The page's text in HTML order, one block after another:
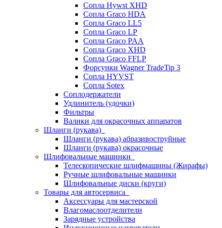
Сопла Hywst XHD
Сопла Graco HDA
Сопла Graco LL5
Сопла Graco LP
Сопла Graco PAA
Сопла Graco XHD
Сопла Graco FFLP
Форсунки Wagner TradeTip 3
Сопла HYVST
Сопла Sotex
Соплодержатели
Удлинитель (удочки)
Фильтры
Валики для окрасочных аппаратов
Шланги (рукава)
Шланги (рукава) абразивоструйные
Шланги (рукава) окрасочные
Шлифовальные машинки
Телескопические шлифмашины (Жирафы)
Ручные шлифовальные машинки
Шлифовальные диски (круги)
Товары для автосервиса
Аксессуары для мастерской
Влагомаслоотделители
Зарядные устройства